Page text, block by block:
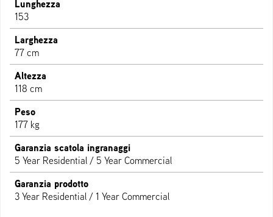
Lunghezza
153
Larghezza
77 cm
Altezza
118 cm
Peso
177 kg
Garanzia scatola ingranaggi
5 Year Residential / 5 Year Commercial
Garanzia prodotto
3 Year Residential / 1 Year Commercial